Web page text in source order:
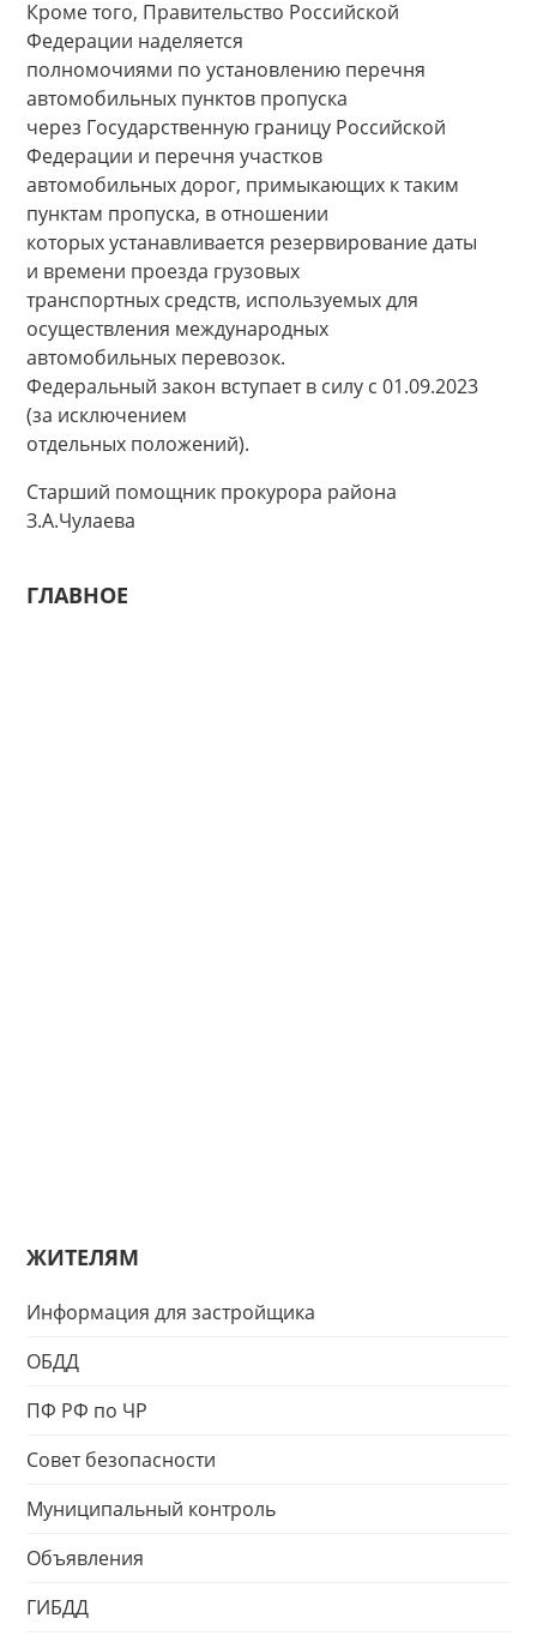
Кроме того, Правительство Российской
Федерации наделяется
полномочиями по установлению перечня
автомобильных пунктов пропуска
через Государственную границу Российской
Федерации и перечня участков
автомобильных дорог, примыкающих к таким
пунктам пропуска, в отношении
которых устанавливается резервирование даты
и времени проезда грузовых
транспортных средств, используемых для
осуществления международных
автомобильных перевозок.
Федеральный закон вступает в силу с 01.09.2023
(за исключением
отдельных положений).
Старший помощник прокурора района
З.А.Чулаева
ГЛАВНОЕ
ЖИТЕЛЯМ
Информация для застройщика
ОБДД
ПФ РФ по ЧР
Совет безопасности
Муниципальный контроль
Объявления
ГИБДД